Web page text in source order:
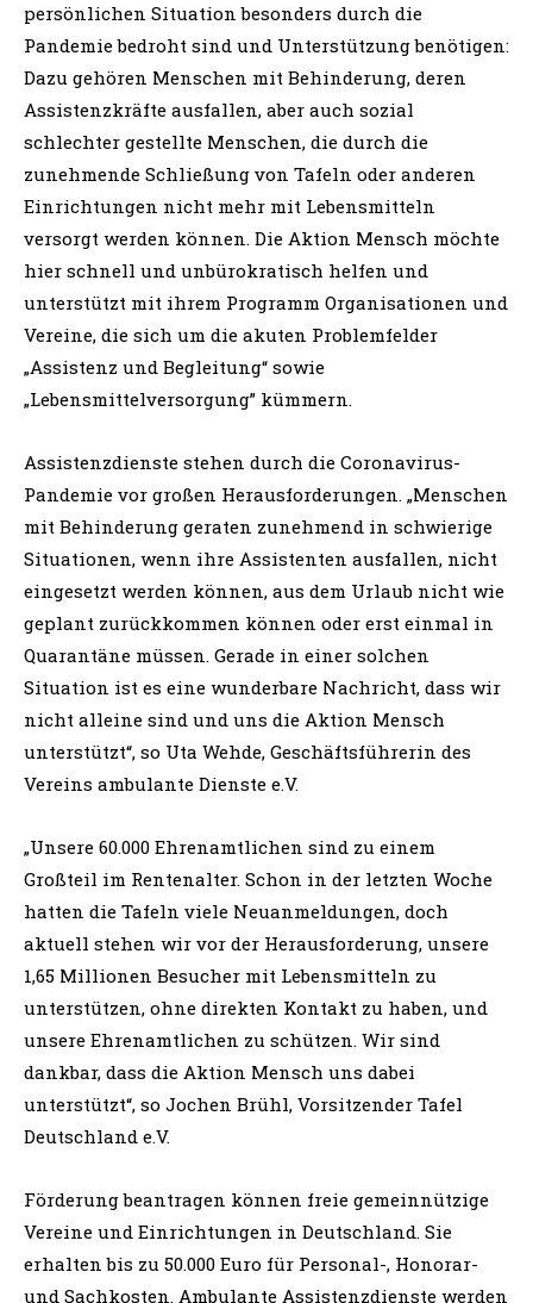
persönlichen Situation besonders durch die
Pandemie bedroht sind und Unterstützung benötigen:
Dazu gehören Menschen mit Behinderung, deren
Assistenzkräfte ausfallen, aber auch sozial
schlechter gestellte Menschen, die durch die
zunehmende Schließung von Tafeln oder anderen
Einrichtungen nicht mehr mit Lebensmitteln
versorgt werden können. Die Aktion Mensch möchte
hier schnell und unbürokratisch helfen und
unterstützt mit ihrem Programm Organisationen und
Vereine, die sich um die akuten Problemfelder
„Assistenz und Begleitung“ sowie
„Lebensmittelversorgung” kümmern.
Assistenzdienste stehen durch die Coronavirus-
Pandemie vor großen Herausforderungen. „Menschen
mit Behinderung geraten zunehmend in schwierige
Situationen, wenn ihre Assistenten ausfallen, nicht
eingesetzt werden können, aus dem Urlaub nicht wie
geplant zurückkommen können oder erst einmal in
Quarantäne müssen. Gerade in einer solchen
Situation ist es eine wunderbare Nachricht, dass wir
nicht alleine sind und uns die Aktion Mensch
unterstützt“, so Uta Wehde, Geschäftsführerin des
Vereins ambulante Dienste e.V.
„Unsere 60.000 Ehrenamtlichen sind zu einem
Großteil im Rentenalter. Schon in der letzten Woche
hatten die Tafeln viele Neuanmeldungen, doch
aktuell stehen wir vor der Herausforderung, unsere
1,65 Millionen Besucher mit Lebensmitteln zu
unterstützen, ohne direkten Kontakt zu haben, und
unsere Ehrenamtlichen zu schützen. Wir sind
dankbar, dass die Aktion Mensch uns dabei
unterstützt“, so Jochen Brühl, Vorsitzender Tafel
Deutschland e.V.
Förderung beantragen können freie gemeinnützige
Vereine und Einrichtungen in Deutschland. Sie
erhalten bis zu 50.000 Euro für Personal-, Honorar-
und Sachkosten. Ambulante Assistenzdienste werden